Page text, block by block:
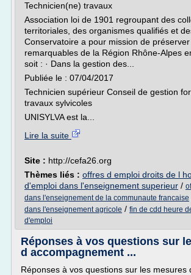
Technicien(ne) travaux
Association loi de 1901 regroupant des
territoriales, des organismes qualifiés et
Conservatoire a pour mission de
remarquables de la Région Rhône-Alpes
soit : · Dans la gestion des...
Publiée le : 07/04/2017
Technicien supérieur Conseil de gestion
travaux sylvicoles
UNISYLVA est la...
Lire la suite
Site : http://cefa26.org
Thèmes liés : offres d emploi droits de l
d'emploi dans l'enseignement superieur /
dans l'enseignement de la communaute francaise
dans l'enseignement agricole / fin de cdd heure
d'emploi
Réponses à vos questions sur
d accompagnement ...
Réponses à vos questions sur les mesures